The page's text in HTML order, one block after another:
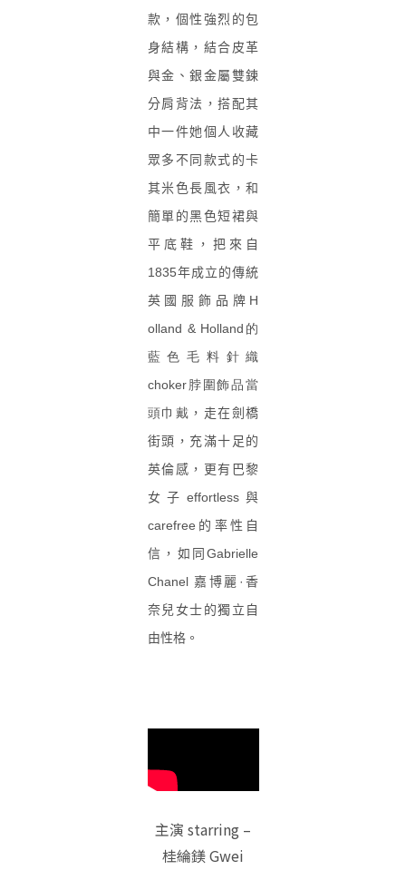
款，個性強烈的包
身結構，結合皮革
與金、銀金屬雙鍊
分肩背法，搭配其
中一件她個人收藏
眾多不同款式的卡
其米色長風衣，和
簡單的黑色短裙與
平底鞋，把來自
1835年成立的傳統
英國服飾品牌 H
olland & Holland的
藍色毛料針織
choker脖圍飾品當
頭巾戴 ，走在劍橋
街頭，充滿十足的
英倫感，更有巴黎
女子effortless與
carefree的率性自
信，如同Gabrielle
Chanel 嘉博麗·香
奈兒女士的獨立自
由性格。
主演 starring –
桂綸鎂 Gwei